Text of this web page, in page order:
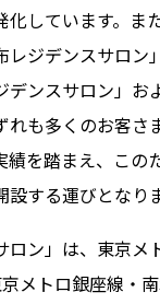
化しています。ま
レジデンスサロン
デンスサロン」お
れも多くのお客さ
績を踏まえ、この
する運びとなり
ロン」は、東京
メトロ銀座線・